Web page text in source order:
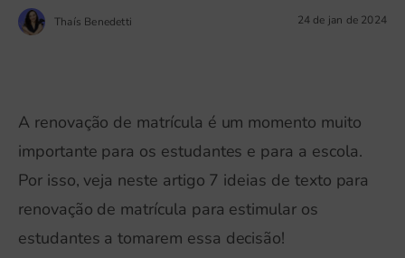
Thaís Benedetti 24 de jan de 2024
A renovação de matrícula é um momento muito
importante para os estudantes e para a escola.
Por isso, veja neste artigo 7 ideias de texto para
renovação de matrícula para estimular os
estudantes a tomarem essa decisão!